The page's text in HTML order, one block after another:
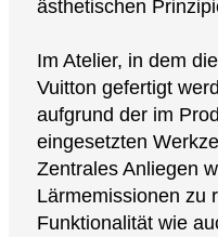
Garantien
Anmelden
ästhetischen
Im Atelier, in dem
Vuitton gefertigt
aufgrund der im
eingesetzten
Zentrales Anliegen
Lärmemissionen zu
Funktionalität wie